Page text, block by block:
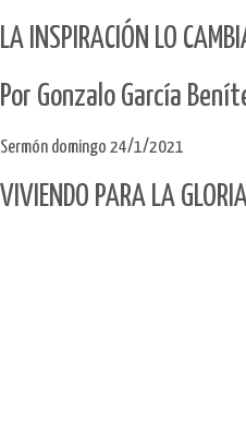
LA INSPIRACIÓN LO
Por Gonzalo García
Sermón domingo 24/1/2021
VIVIENDO PARA LA